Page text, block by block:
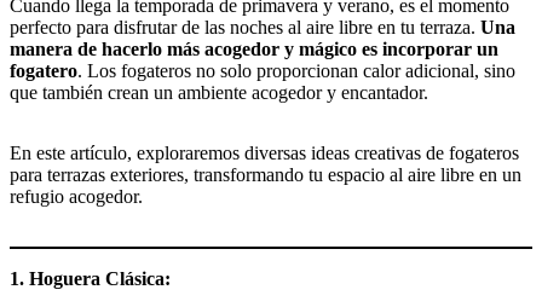
Cuando llega la temporada de primavera y verano, es el momento
perfecto para disfrutar de las noches al aire libre en tu terraza. Una
manera de hacerlo más acogedor y mágico es incorporar un
fogatero. Los fogateros no solo proporcionan calor adicional, sino
que también crean un ambiente acogedor y encantador.
En este artículo, exploraremos diversas ideas creativas de fogateros
para terrazas exteriores, transformando tu espacio al aire libre en un
refugio acogedor.
1. Hoguera Clásica: